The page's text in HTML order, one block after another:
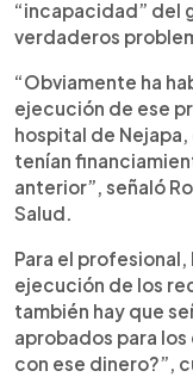
“incapacidad” del
verdaderos
“Obviamente ha
ejecución de ese
hospital de
tenían
anterior”, señaló
Salud.
Para el
ejecución de los
también hay que
aprobados para
con ese dinero?”,